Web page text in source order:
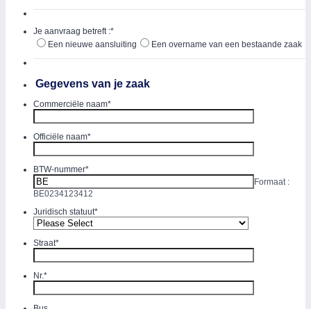
Je aanvraag betreft :*
Een nieuwe aansluiting
Een overname van een bestaande zaak
Gegevens van je zaak
Commerciële naam*
Officiële naam*
BTW-nummer*
Formaat :
BE0234123412
Juridisch statuut*
Straat*
Nr.*